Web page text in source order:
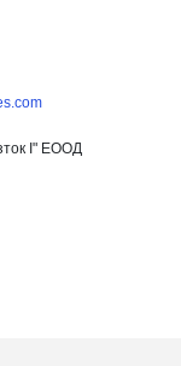
I" ЕООД